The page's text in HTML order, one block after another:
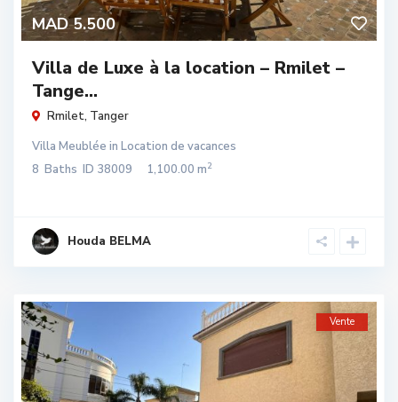
MAD 5.500
Villa de Luxe à la location – Rmilet –
Tange...
Rmilet, Tanger
Villa Meublée in Location de vacances
8 Baths ID 38009 1,100.00 m2
Houda BELMA
Vente